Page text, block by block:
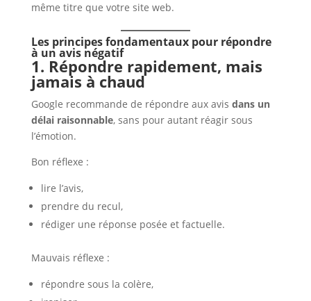
même titre que votre site web.
Les principes fondamentaux pour répondre
à un avis négatif
1. Répondre rapidement, mais
jamais à chaud
Google recommande de répondre aux avis dans un
délai raisonnable, sans pour autant réagir sous
l’émotion.
Bon réflexe :
lire l’avis,
prendre du recul,
rédiger une réponse posée et factuelle.
Mauvais réflexe :
répondre sous la colère,